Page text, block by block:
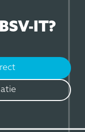
IT?